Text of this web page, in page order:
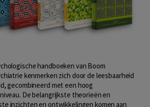
handboeken van Boom
kenmerken zich door de leesbaarheid
gecombineerd met een hoog
De belangrijkste theorieën en
inzichten en ontwikkelingen komen aan